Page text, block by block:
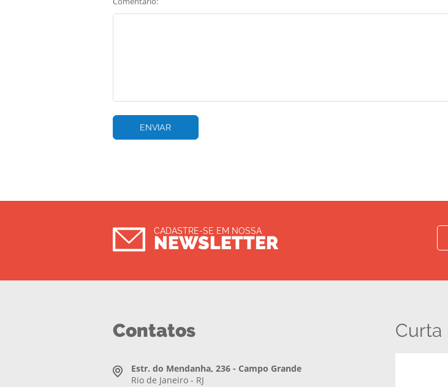
CADASTRE-SE EM NOSSA
NEWSLETTER
Contatos
Estr. do Mendanha, 236 - Campo Grande
Rio de Janeiro - RJ
Curta